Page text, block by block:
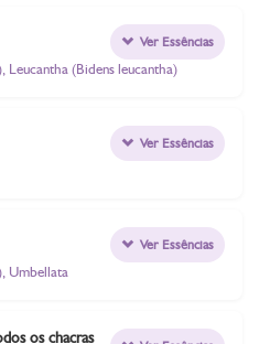
Leucantha (Bidens leucantha)
Ver Essências
Ver Essências
Umbellata
Ver Essências
os chacras